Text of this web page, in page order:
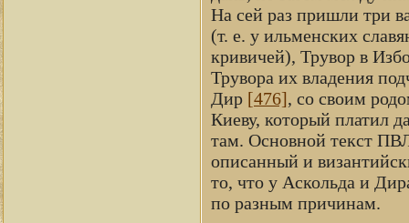
На сей раз пришли три
(т. е. у ильменских
кривичей), Трувор в
Трувора их владения
Дир [476], со своим
Киеву, который платил
там. Основной текст
описанный и
то, что у Аскольда и
по разным причинам.